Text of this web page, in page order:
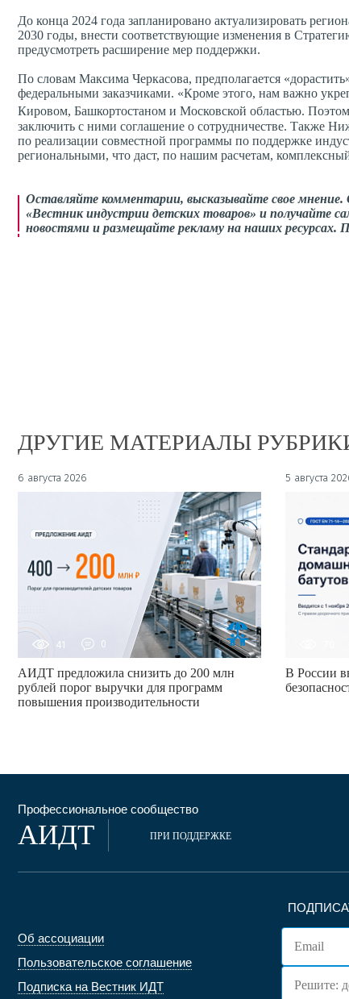
До конца 2024 года запланировано актуализировать
2030 годы, внести соответствующие изменения в
предусмотреть расширение мер поддержки.
По словам Максима Черкасова, предполагается
федеральными заказчиками. «Кроме этого, нам важно
Кировом, Башкортостаном и Московской областью.
заключить с ними соглашение о сотрудничестве. Также
по реализации совместной программы по поддержке
региональными, что даст, по нашим расчетам,
Оставляйте комментарии, высказывайте свое
«Вестник индустрии детских товаров» и получайте
новостями и размещайте рекламу на наших ресурсах.
ДРУГИЕ МАТЕРИАЛЫ
6 августа 2026
41 0
АИДТ предложила снизить до 200 млн
рублей порог выручки для программ
повышения производительности
5 августа
В России
Профессиональное сообщество
АИДТ ПРИ ПОДДЕРЖКЕ
Об ассоциации
Пользовательское соглашение
Подписка на Вестник ИДТ